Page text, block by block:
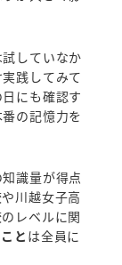
していなか
践してみて
にも確認す
の記憶力を
識量が得点
川越女子高
レベルに関
と は全員に